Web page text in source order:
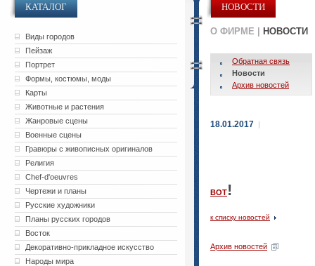
КАТАЛОГ
Виды городов
Пейзаж
Портрет
Формы, костюмы, моды
Карты
Животные и растения
Жанровые сцены
Военные сцены
Гравюры с живописных оригиналов
Религия
Chef-d'oeuvres
Чертежи и планы
Русские художники
Планы русских городов
Восток
Декоративно-прикладное искусство
Народы мира
НОВОСТИ
О ФИРМЕ | НОВОСТИ
Обратная связь
Новости
Архив новостей
18.01.2017 |
ВОТ!
к списку новостей
Архив новостей